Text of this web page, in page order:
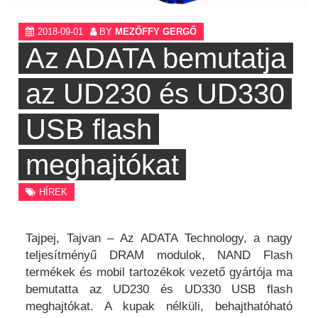
2018-09-01 BY MEZŐFFY GERGŐ
Az ADATA bemutatja
az UD230 és UD330
USB flash
meghajtókat
HÍREK
Tajpej, Tajvan – Az ADATA Technology, a nagy
teljesítményű DRAM modulok, NAND Flash
termékek és mobil tartozékok vezető gyártója ma
bemutatta az UD230 és UD330 USB flash
meghajtókat. A kupak nélküli, behajthatóható